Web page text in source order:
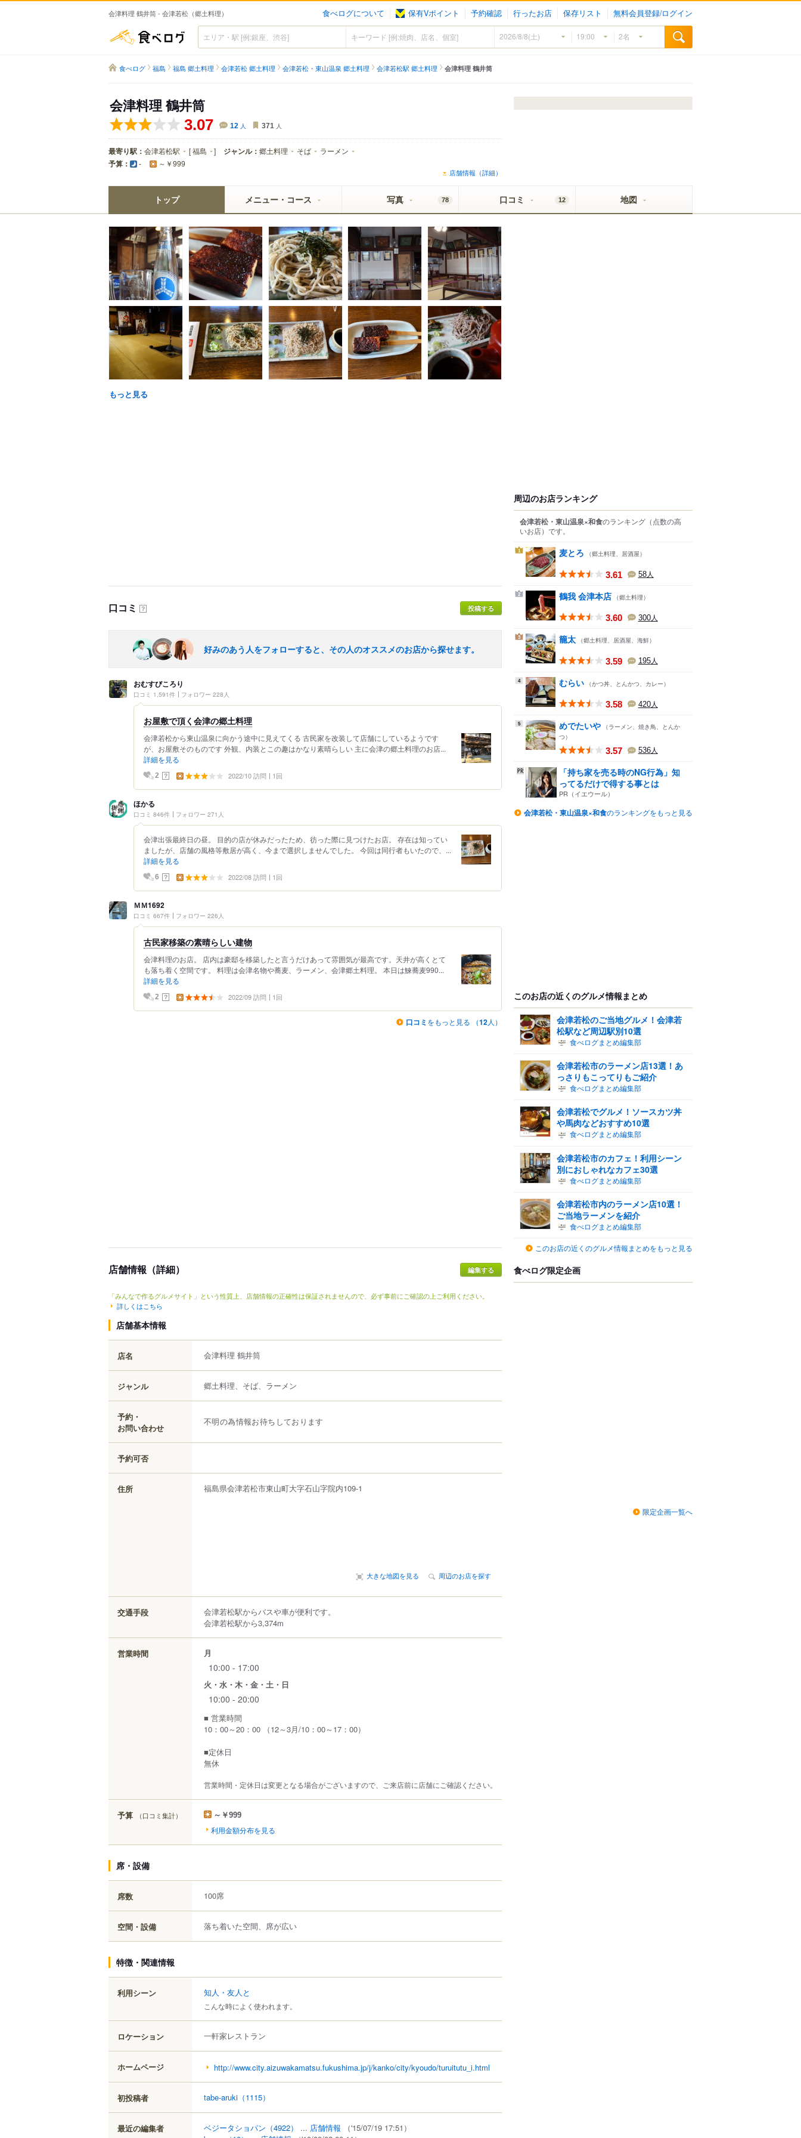
会津料理 鶴井筒 - 会津若松（郷土料理） 食べログについて 保有Vポイント 予約確認 行ったお店 保存リスト 無料会員登録/ログイン
食べログ
食べログ 福島 福島 郷土料理 会津若松 郷土料理 会津若松・東山温泉 郷土料理 会津若松駅 郷土料理 会津料理 鶴井筒
会津料理 鶴井筒
3.07 12 人 371 人
最寄り駅： 会津若松駅 [福島 ] ジャンル： 郷土料理 そば ラーメン
予算： - ～￥999
店舗情報（詳細）
トップ メニュー・コース 写真 78 口コミ 12 地図
もっと見る
口コミ ？ 投稿する
好みのあう人をフォローすると、その人のオススメのお店から探せます。
おむすびころり
口コミ 1,591件 フォロワー 228人
お屋敷で頂く会津の郷土料理
会津若松から東山温泉に向かう途中に見えてくる 古民家を改装して店舗にしているようです
が、お屋敷そのものです 外観、内装とこの趣はかなり素晴らしい 主に会津の郷土料理のお店...
詳細を見る
2 ？ 2022/10 訪問 1回
ほかる
口コミ 846件 フォロワー 271人
会津出張最終日の昼。 目的の店が休みだったため、彷った際に見つけたお店。 存在は知ってい
ましたが、店舗の風格等敷居が高く、今まで選択しませんでした。 今回は同行者もいたので、...
詳細を見る
6 ？ 2022/08 訪問 1回
ＭＭ1692
口コミ 667件 フォロワー 226人
古民家移築の素晴らしい建物
会津料理のお店。 店内は豪邸を移築したと言うだけあって雰囲気が最高です。天井が高くとて
も落ち着く空間です。 料理は会津名物や蕎麦、ラーメン、会津郷土料理。 本日は鰊蕎麦990...
詳細を見る
2 ？ 2022/09 訪問 1回
口コミ をもっと見る （12人）
店舗情報（詳細）
「みんなで作るグルメサイト」という性質上、店舗情報の正確性は保証されませんので、必ず事前にご確認の上ご利用ください。
詳しくはこちら
店舗基本情報
店名 会津料理 鶴井筒
ジャンル 郷土料理、そば、ラーメン
予約・
お問い合わせ
不明の為情報お待ちしております
予約可否
住所 福島県会津若松市東山町大字石山字院内109-1
大きな地図を見る 周辺のお店を探す
交通手段
会津若松駅からバスや車が便利です。
会津若松駅から3,374m
営業時間 月
10:00 - 17:00
火・水・木・金・土・日
10:00 - 20:00
■ 営業時間
10：00～20：00 （12～3月/10：00～17：00）
■定休日
無休
営業時間・定休日は変更となる場合がございますので、ご来店前に店舗にご確認ください。
予算 （口コミ集計） ～￥999
利用金額分布を見る
席・設備
席数 100席
空間・設備 落ち着いた空間、席が広い
特徴・関連情報
利用シーン 知人・友人と
こんな時によく使われます。
ロケーション 一軒家レストラン
ホームページ http://www.city.aizuwakamatsu.fukushima.jp/j/kanko/city/kyoudo/turuitutu_i.html
初投稿者 tabe-aruki （1115）
最近の編集者 ベジータショパン （4922） ... 店舗情報
（'15/07/19 17:51）
周辺のお店ランキング
会津若松・東山温泉×和食のランキング （点数の高
いお店） です。
1 麦とろ （郷土料理、居酒屋）
3.61 58人
2 鶴我 会津本店 （郷土料理）
3.60 300人
3 籠太 （郷土料理、居酒屋、海鮮）
3.59 195人
4 むらい （かつ丼、とんかつ、カレー）
3.58 420人
5 めでたいや （ラーメン、焼き鳥、とんか
つ）
3.57 536人
「持ち家を売る時のNG行為」知
ってるだけで得する事とは
PR（イエウール）
会津若松・東山温泉×和食のランキングをもっと見る
このお店の近くのグルメ情報まとめ
会津若松のご当地グルメ！会津若
松駅など周辺駅別10選
食べログまとめ編集部
会津若松市のラーメン店13選！あ
っさりもこってりもご紹介
食べログまとめ編集部
会津若松でグルメ！ソースカツ丼
や馬肉などおすすめ10選
食べログまとめ編集部
会津若松市のカフェ！利用シーン
別におしゃれなカフェ30選
食べログまとめ編集部
会津若松市内のラーメン店10選！
ご当地ラーメンを紹介
食べログまとめ編集部
このお店の近くのグルメ情報まとめをもっと見る
食べログ限定企画
限定企画一覧へ